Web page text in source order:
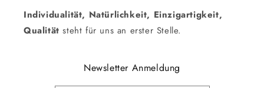
Individualität, Natürlichkeit, Einzigartigkeit,
Qualität steht für uns an erster Stelle.
Newsletter Anmeldung